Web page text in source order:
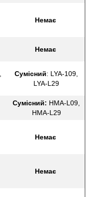
Немає
Немає
Сумісний: LYA-109,
LYA-L29
Сумісний: HMA-L09,
HMA-L29
Немає
Немає